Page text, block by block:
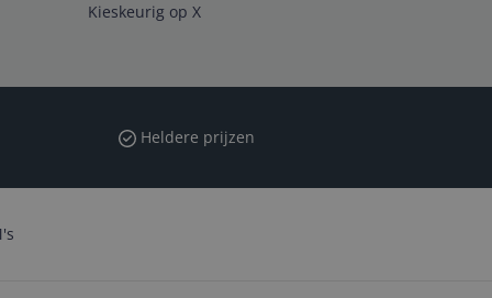
Kieskeurig op X
Heldere prijzen